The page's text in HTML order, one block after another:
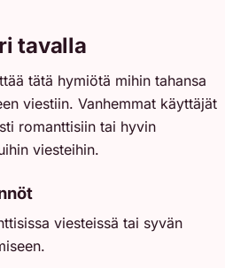
tavalla
tätä hymiötä mihin tahansa
viestiin. Vanhemmat käyttäjät
romanttisiin tai hyvin
viesteihin.
viesteissä tai syvän